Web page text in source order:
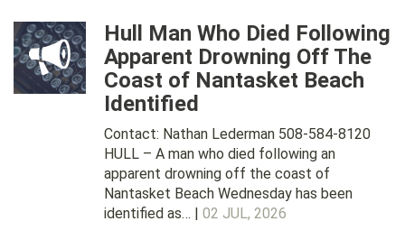
Hull Man Who Died Following
Apparent Drowning Off The
Coast of Nantasket Beach
Identified
Contact: Nathan Lederman 508-584-8120
HULL – A man who died following an
apparent drowning off the coast of
Nantasket Beach Wednesday has been
identified as… | 02 JUL, 2026